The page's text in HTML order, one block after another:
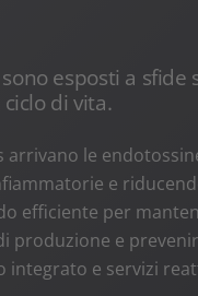
esposti a sfide
di vita.
arrivano le
e
efficiente per
produzione e
integrato e servizi